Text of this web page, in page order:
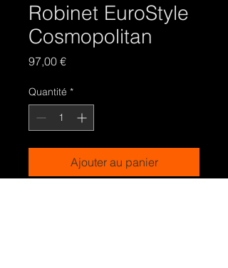
Robinet EuroStyle
Cosmopolitan
97,00 €Prix
Quantité *
Ajouter au panier